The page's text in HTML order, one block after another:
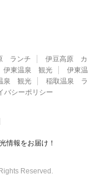
ランチ
伊豆高原 カ
伊東温泉 観光
伊東温
泉 観光
稲取温泉 ラ
バシーポリシー
情報をお届け！
Reserved.